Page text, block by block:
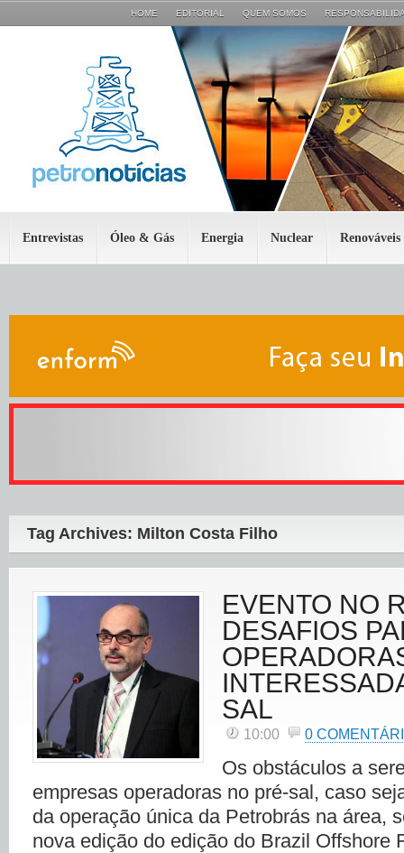
HOME EDITORIAL QUEM SOMOS
Entrevistas Óleo & Gás Energia Nuclear Renováveis
Tag Archives: Milton Costa Filho
EVENTO NO
DESAFIOS
SAL
10:00 0
Os obstáculos a
empresas operadoras no pré-sal, caso
da operação única da Petrobrás na área,
nova edição do edição do Brazil Offshore